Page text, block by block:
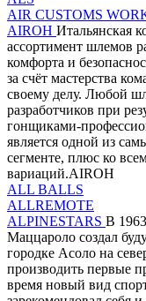
AIR CUSTOMS
AIROH Итальянская
ассортимент шлемов
комфорта и
за счёт мастерства
своему делу. Любой
разработчиков при
гонщиками-
является одной из
сегменте, плюс ко
вариаций.AIROH
ALL BALLS
ALLREMOTE
ALPINESTARS В
Маццароло создал
городке Асоло на
производить первые
время новый вид